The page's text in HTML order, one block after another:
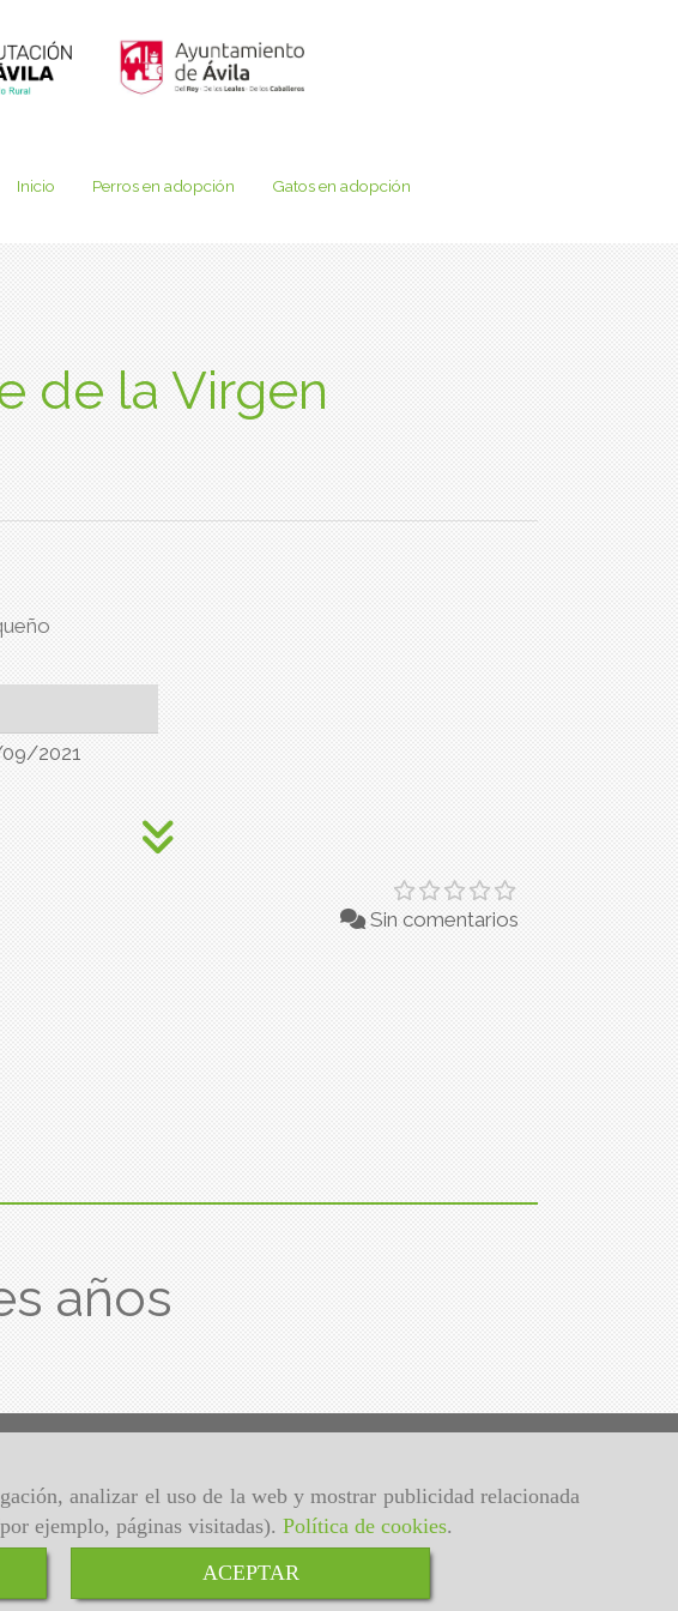
analizar el uso de la web y mostrar publicidad relacionada
ejemplo, páginas visitadas). Política de cookies.
ACEPTAR
Inicio Perros en adopción Gatos en adopción
de la Virgen
2021
Sin comentarios
años